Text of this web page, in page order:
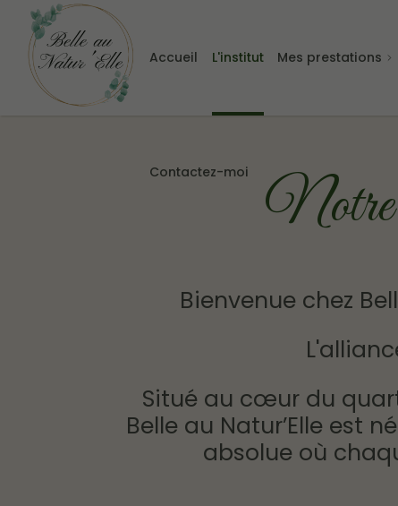
Accueil L'institut Mes prestations
Contactez-moi Notre
Bienvenue chez
Situé au cœur du
Belle au Natur’Elle est
absolue où